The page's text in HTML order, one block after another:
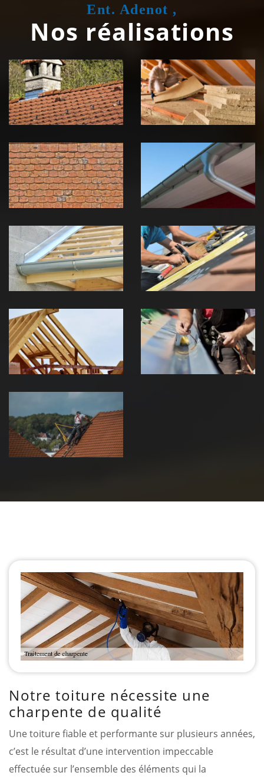
Ent. Adenot ,
Nos réalisations
Couvreur
zingueur 39
Jura
Isolation de
toiture 39
Jura
démoussage de
toiture 39
Jura
pose de
gouttière 39
Jura
Pose de
Chéneau 39
Jura
Réparation de
toiture 39
Jura
Traitement de
charpente 39
Jura
Travaux de
zinguerie 39
Jura
Urgence fuite
de toiture 39
Jura
Notre toiture nécessite une
charpente de qualité
Une toiture fiable et performante sur plusieurs années,
c’est le résultat d’une intervention impeccable
effectuée sur l’ensemble des éléments qui la